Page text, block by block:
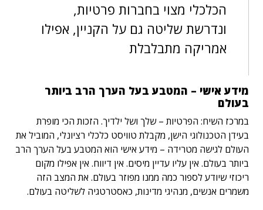
הכלכלי מצוי בחברות פרטיות,
ונדרשת שליטה גם על הקניין, אפילו
אמריקה מתבלבלת
מידע אישי – המטבע בעל הערך הרב ביותר
בעולם
במרכז השיח: הפרטיות – שלך ושל ילדיך. הזכות הכי מופרת
בעידן הטכנולוגי הישן, מקבלת טוויסט כלכלי רציונלי, המוביל את
העולם לגישה מטרידה – מידע אישי הוא המטבע בעל הערך הרב
ביותר בעולם. אין עליו עדיין מיסים. אין דיווח. אין אפילו מקום
ריכוזי שיודע לספור כמה ממנו מפוזר בעולם. את המצב הזה
משמרים אנשים, מנהיגי מדינות, כאסטרטגיה לשליטה בעולם.